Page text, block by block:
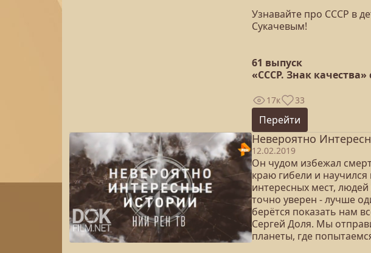
Узнавайте про СССР в
Сукачевым!
61 выпуск
«СССР. Знак
17к 33
Перейти
Невероятно
12.02.2019
Он чудом избежал
краю гибели и
интересных мест,
точно уверен - лучше
берётся показать нам
Сергей Доля. Мы
планеты, где